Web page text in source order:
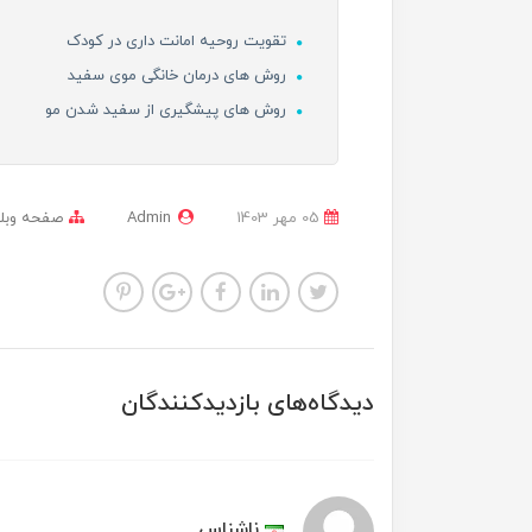
تقویت روحیه امانت داری در کودک
روش های درمان خانگی موی سفید
روش های پیشگیری از سفید شدن مو
Admin صفحه
دیدگاه‌های بازدیدکنندگان